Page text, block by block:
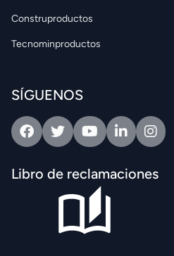
Construproductos
Tecnominproductos
SÍGUENOS
FacebookTwitterYoutubeLinkedinIntagram
Libro de reclamaciones